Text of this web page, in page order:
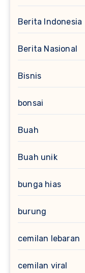
Berita Indonesia
Berita Nasional
Bisnis
bonsai
Buah
Buah unik
bunga hias
burung
cemilan lebaran
cemilan viral